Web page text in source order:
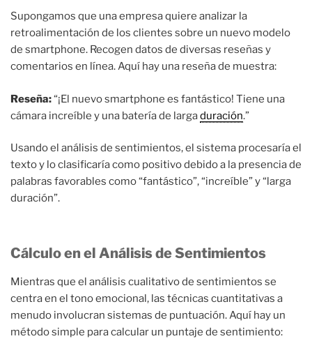
Supongamos que una empresa quiere analizar la
retroalimentación de los clientes sobre un nuevo modelo
de smartphone. Recogen datos de diversas reseñas y
comentarios en línea. Aquí hay una reseña de muestra:
Reseña:“¡El nuevo smartphone es fantástico! Tiene una
cámara increíble y una batería de largaduración.”
Usando el análisis de sentimientos, el sistema procesaría el
texto y lo clasificaría como positivo debido a la presencia de
palabras favorables como “fantástico”, “increíble” y “larga
duración”.
Cálculo en el Análisis de Sentimientos
Mientras que el análisis cualitativo de sentimientos se
centra en el tono emocional, las técnicas cuantitativas a
menudo involucran sistemas de puntuación. Aquí hay un
método simple para calcular un puntaje de sentimiento: